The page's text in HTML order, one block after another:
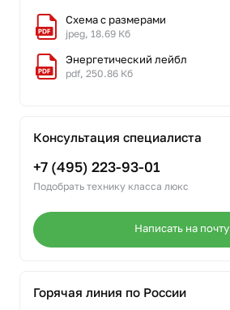
Схема с размерами
jpeg, 18.69 Кб
Энергетический лейбл
pdf, 250.86 Кб
Консультация специалиста
+7 (495) 223-93-01
Подобрать технику класса люкс
Написать на почту
Горячая линия по России